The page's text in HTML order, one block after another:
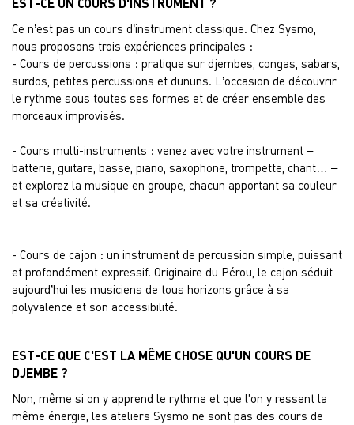
Ce n’est pas un cours d’instrument classique. Chez Sysmo,
nous proposons trois expériences principales :
- Cours de percussions : pratique sur djembes, congas, sabars,
surdos, petites percussions et dununs. L’occasion de découvrir
le rythme sous toutes ses formes et de créer ensemble des
morceaux improvisés.
- Cours multi-instruments : venez avec votre instrument –
batterie, guitare, basse, piano, saxophone, trompette, chant… –
et explorez la musique en groupe, chacun apportant sa couleur
et sa créativité.
- Cours de cajon : un instrument de percussion simple, puissant
et profondément expressif. Originaire du Pérou, le cajon séduit
aujourd’hui les musiciens de tous horizons grâce à sa
polyvalence et son accessibilité.
EST-CE QUE C'EST LA MÊME CHOSE QU'UN COURS DE
DJEMBE ?
Non, même si on y apprend le rythme et que l'on y ressent la
même énergie, les ateliers Sysmo ne sont pas des cours de